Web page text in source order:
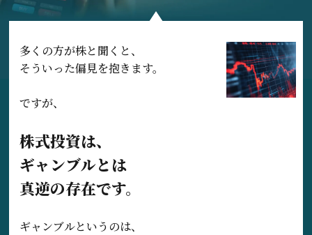
多くの方が株と聞くと、
そういった偏見を抱きます。
ですが、
株式投資は、
ギャンブルとは
真逆の存在です。
ギャンブルというのは、